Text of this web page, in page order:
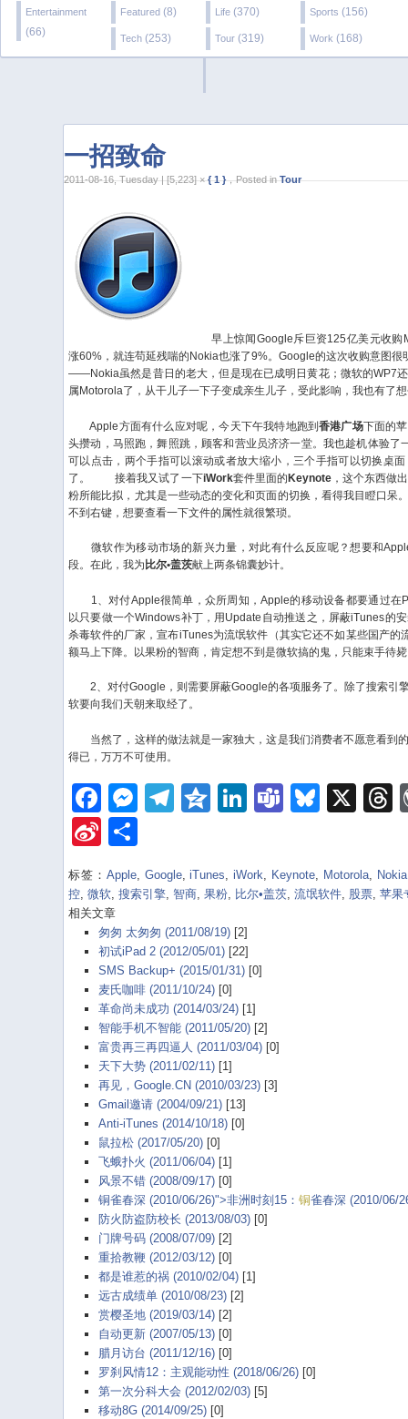
Entertainment
(66)
Featured (8) Life (370) Sports (156)
Tech (253) Tour (319) Work (168)
一招致命
2011-08-16, Tuesday | [5,223] ×{ 1 }，Posted inTour
早上惊闻Google斥巨资125亿美元收购
涨60%，就连苟延残喘的Nokia也涨了9%。Google的这次收购意图
——Nokia虽然是昔日的老大，但是现在已成明日黄花；微软的WP7
属Motorola了，从干儿子一下子变成亲生儿子，受此影响，我也有了
Apple方面有什么应对呢，今天下午我特地跑到香港广场下面的
头攒动，马照跑，舞照跳，顾客和营业员济济一堂。我也趁机体验了
可以点击，两个手指可以滚动或者放大缩小，三个手指可以切换桌
了。
接着我又试了一下iWork套件里面的Keynote，这个东西做
粉所能比拟，尤其是一些动态的变化和页面的切换，看得我目瞪口呆
不到右键，想要查看一下文件的属性就很繁琐。
微软作为移动市场的新兴力量，对此有什么反应呢？想要和
段。在此，我为 比尔•盖茨献上两条锦囊妙计。
1、对付Apple很简单，众所周知，Apple的移动设备都要通过在
以只要做一个Windows补丁，用Update自动推送之，屏蔽iTunes的
杀毒软件的厂家，宣布iTunes为流氓软件（其实它还不如某些国产的
额马上下降。以果粉的智商，肯定想不到是微软搞的鬼，只能束手待
2、对付Google，则需要屏蔽Google的各项服务了。除了搜索引
软要向我们天朝来取经了。
当然了，这样的做法就是一家独大，这是我们消费者不愿意看到
得已，万万不可使用。
Facebook
Messenger
Telegram
Qzone
LinkedIn
TeamsX
Sina
Weibo
标签： Apple, Google,iTunes,iWork, Keynote, Motorola, Nokia
控,微软,搜索引擎, 智商,果粉, 比尔•盖茨,流氓软件, 股票,苹果
相关文章
匆匆 太匆匆 (2011/08/19)[2]
初试iPad 2 (2012/05/01)[22]
SMS Backup+ (2015/01/31)[0]
麦氏咖啡 (2011/10/24)[0]
革命尚未成功 (2014/03/24)[1]
智能手机不智能 (2011/05/20)[2]
富贵再三再四逼人 (2011/03/04)[0]
天下大势 (2011/02/11)[1]
再见，Google.CN (2010/03/23)[3]
Gmail邀请 (2004/09/21)[13]
Anti-iTunes (2014/10/18)[0]
鼠拉松 (2017/05/20)[0]
飞蛾扑火 (2011/06/04)[1]
风景不错 (2008/09/17)[0]
铜雀春深 (2010/06/26)">非洲时刻15： 铜雀春深 (2010/06/
防火防盗防校长 (2013/08/03)[0]
门牌号码 (2008/07/09)[2]
重拾教鞭 (2012/03/12)[0]
都是谁惹的祸 (2010/02/04)[1]
远古成绩单 (2010/08/23)[2]
赏樱圣地 (2019/03/14)[2]
自动更新 (2007/05/13)[0]
腊月访台 (2011/12/16)[0]
罗刹风情12：主观能动性 (2018/06/26)[0]
第一次分科大会 (2012/02/03)[5]
移动8G (2014/09/25)[0]